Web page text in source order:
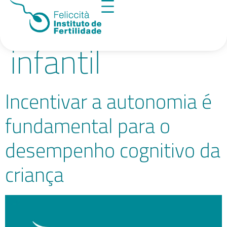
Tag:educação
infantil
Incentivar a autonomia é
fundamental para o
desempenho cognitivo da
criança